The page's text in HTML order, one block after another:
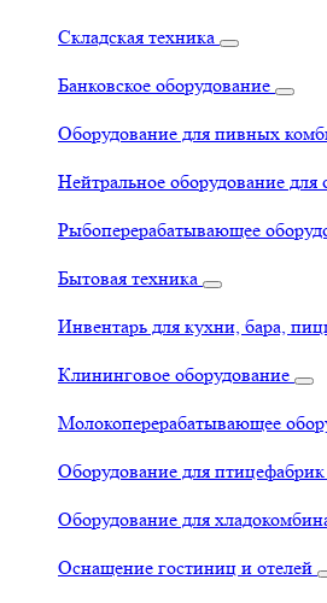
Складская техника
Банковское оборудование
Оборудование для пивных
Нейтральное оборудование для
Рыбоперерабатывающее
Бытовая техника
Инвентарь для кухни, бара,
Клининговое оборудование
Молокоперерабатывающее
Оборудование для птицефабрик
Оборудование для
Оснащение гостиниц и отелей